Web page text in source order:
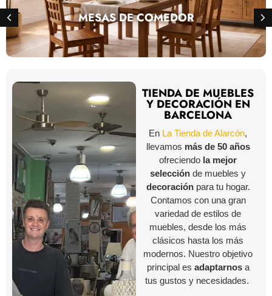
MESAS DE COMEDOR
TIENDA DE MUEBLES
Y DECORACIÓN EN
BARCELONA
En La Tienda de Alarcón,
llevamos más de 50 años
ofreciendo la mejor
selección de muebles y
decoración para tu hogar.
Contamos con una gran
variedad de estilos de
muebles, desde los más
clásicos hasta los más
modernos. Nuestro objetivo
principal es adaptarnos a
tus gustos y necesidades.